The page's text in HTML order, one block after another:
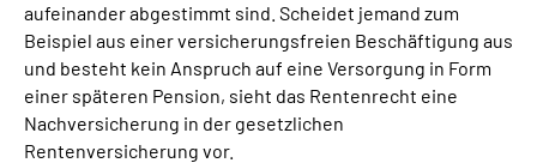
Inhalte in Gebärdensprache (DGS)
Leichte Sprache
aufeinander abgestimmt sind. Scheidet jemand zum
Beispiel aus einer versicherungsfreien Beschäftigung aus
und besteht kein Anspruch auf eine Versorgung in Form
einer späteren Pension, sieht das Rentenrecht eine
Nachversicherung in der gesetzlichen
Rentenversicherung vor.